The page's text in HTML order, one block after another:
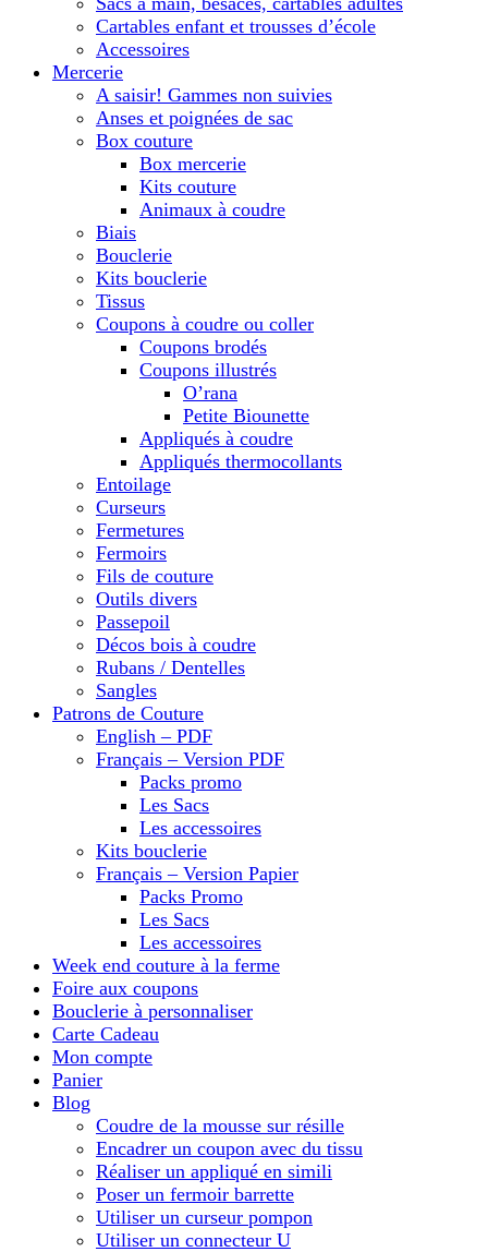
Cartables enfant et trousses d’école
Accessoires
Mercerie
A saisir! Gammes non suivies
Anses et poignées de sac
Box couture
Box mercerie
Kits couture
Animaux à coudre
Biais
Bouclerie
Kits bouclerie
Tissus
Coupons à coudre ou coller
Coupons brodés
Coupons illustrés
O’rana
Petite Biounette
Appliqués à coudre
Appliqués thermocollants
Entoilage
Curseurs
Fermetures
Fermoirs
Fils de couture
Outils divers
Passepoil
Décos bois à coudre
Rubans / Dentelles
Sangles
Patrons de Couture
English – PDF
Français – Version PDF
Packs promo
Les Sacs
Les accessoires
Kits bouclerie
Français – Version Papier
Packs Promo
Les Sacs
Les accessoires
Week end couture à la ferme
Foire aux coupons
Bouclerie à personnaliser
Carte Cadeau
Mon compte
Panier
Blog
Coudre de la mousse sur résille
Encadrer un coupon avec du tissu
Réaliser un appliqué en simili
Poser un fermoir barrette
Utiliser un curseur pompon
Utiliser un connecteur U